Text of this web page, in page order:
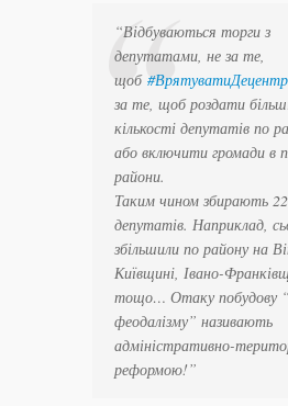
“Відбуваються торги з
депутатами, не за те,
щоб
за те, щоб роздати
кількості депутатів по
або включити громади в
райони.
Таким чином збирають
депутатів. Наприклад,
збільшили по району на
Київщині, Івано-
тощо… Отаку побудову
феодалізму” називають
адміністративно-
реформою!”